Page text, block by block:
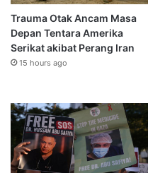
Trauma Otak Ancam Masa
Depan Tentara Amerika
Serikat akibat Perang Iran
15 hours ago